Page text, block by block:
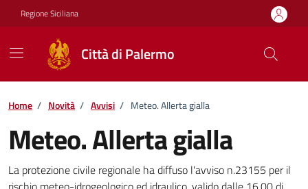
Vai ai contenuti
Vai al footer
Regione Siciliana
Città di Palermo
Home / Novità / Avvisi / Meteo. Allerta gialla
Meteo. Allerta gialla
Dettagli della notizia
La protezione civile regionale ha diffuso l'avviso n.23155 per il